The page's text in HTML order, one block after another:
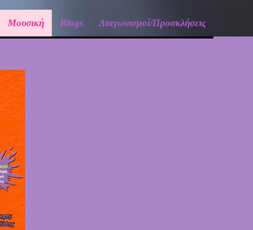
Μουσική Blogs Διαγωνισμοί/Προσκλήσεις